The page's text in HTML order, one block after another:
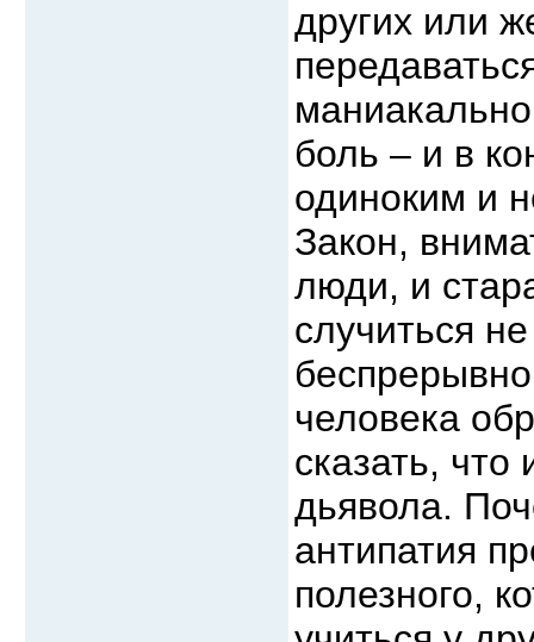
других или
боль – и в
одиноким и
Закон,
люди, и
случиться
человека
сказать, что
дьявола.
антипатия
полезного,